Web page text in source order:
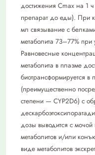
достижения Cmax на 1
препарат до еды). При
мл связывание с
метаболита 73–77%
Равновесные
метаболита в плазме
биотрансформируется в
(преимущественно
степени — CYP2D6) с
дозы выводится с
метаболитов и/или
виде метаболитов